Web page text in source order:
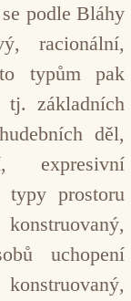
podle Bláhy
racionální,
typům pak
tj. základních
děl,
expresivní
prostoru
uchopení